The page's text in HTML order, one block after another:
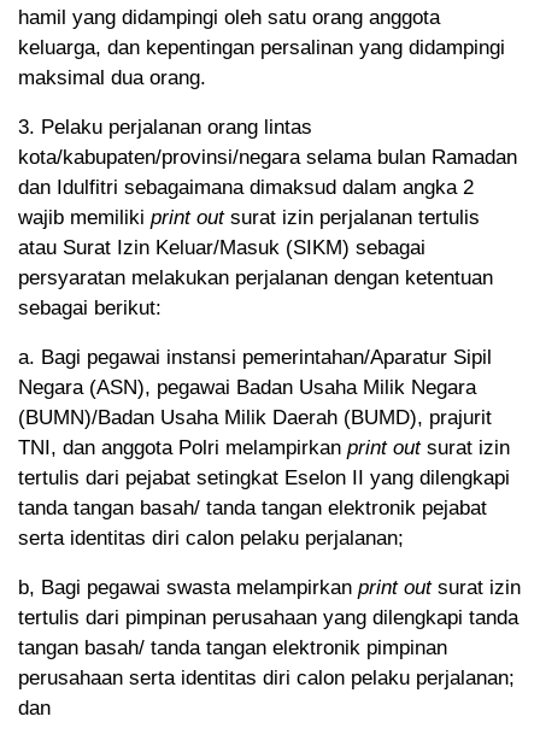
hamil yang didampingi oleh satu orang anggota
keluarga, dan kepentingan persalinan yang didampingi
maksimal dua orang.
3. Pelaku perjalanan orang lintas
kota/kabupaten/provinsi/negara selama bulan Ramadan
dan Idulfitri sebagaimana dimaksud dalam angka 2
wajib memiliki print outsurat izin perjalanan tertulis
atau Surat Izin Keluar/Masuk (SIKM) sebagai
persyaratan melakukan perjalanan dengan ketentuan
sebagai berikut:
a. Bagi pegawai instansi pemerintahan/Aparatur Sipil
Negara (ASN), pegawai Badan Usaha Milik Negara
(BUMN)/Badan Usaha Milik Daerah (BUMD), prajurit
TNI, dan anggota Polri melampirkan print outsurat izin
tertulis dari pejabat setingkat Eselon II yang dilengkapi
tanda tangan basah/ tanda tangan elektronik pejabat
serta identitas diri calon pelaku perjalanan;
b, Bagi pegawai swasta melampirkan print outsurat izin
tertulis dari pimpinan perusahaan yang dilengkapi tanda
tangan basah/ tanda tangan elektronik pimpinan
perusahaan serta identitas diri calon pelaku perjalanan;
dan